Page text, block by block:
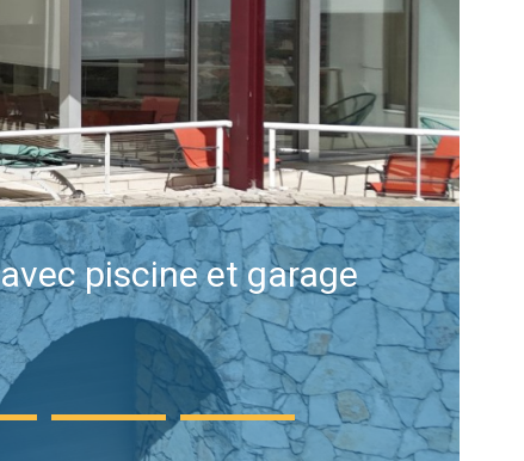
piscine et garage